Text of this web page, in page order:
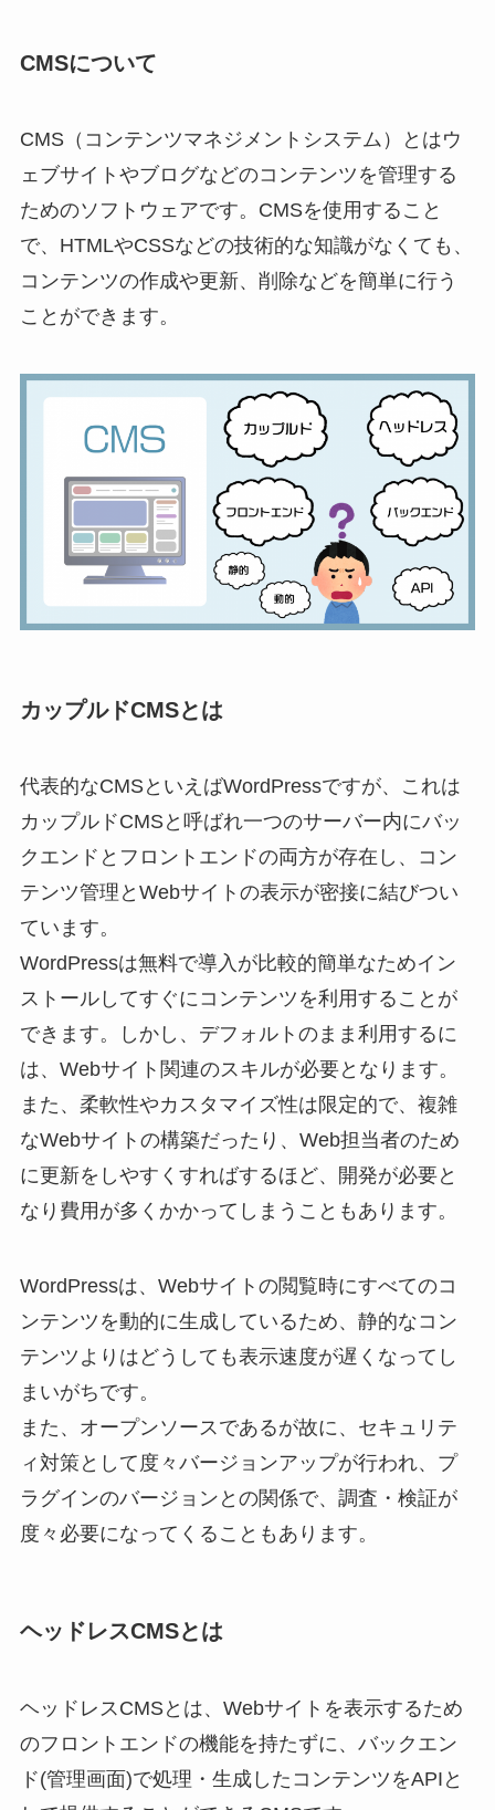
CMSについて
CMS（コンテンツマネジメントシステム）とはウ
ェブサイトやブログなどのコンテンツを管理する
ためのソフトウェアです。CMSを使用すること
で、HTMLやCSSなどの技術的な知識がなくても、
コンテンツの作成や更新、削除などを簡単に行う
ことができます。
カップルドCMSとは
代表的なCMSといえばWordPressですが、これは
カップルドCMSと呼ばれ一つのサーバー内にバッ
クエンドとフロントエンドの両方が存在し、コン
テンツ管理とWebサイトの表示が密接に結びつい
ています。
WordPressは無料で導入が比較的簡単なためイン
ストールしてすぐにコンテンツを利用することが
できます。しかし、デフォルトのまま利用するに
は、Webサイト関連のスキルが必要となります。
また、柔軟性やカスタマイズ性は限定的で、複雑
なWebサイトの構築だったり、Web担当者のため
に更新をしやすくすればするほど、開発が必要と
なり費用が多くかかってしまうこともあります。
WordPressは、Webサイトの閲覧時にすべてのコ
ンテンツを動的に生成しているため、静的なコン
テンツよりはどうしても表示速度が遅くなってし
まいがちです。
また、オープンソースであるが故に、セキュリテ
ィ対策として度々バージョンアップが行われ、プ
ラグインのバージョンとの関係で、調査・検証が
度々必要になってくることもあります。
ヘッドレスCMSとは
ヘッドレスCMSとは、Webサイトを表示するため
のフロントエンドの機能を持たずに、バックエン
ド(管理画面)で処理・生成したコンテンツをAPIと